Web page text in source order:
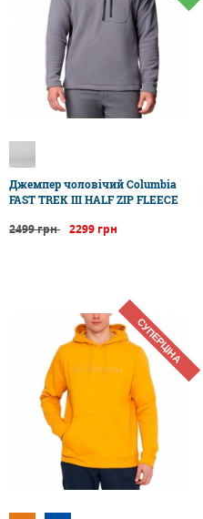
Джемпер чоловічий Columbia
FAST TREK III HALF ZIP FLEECE
2499 грн 2299 грн
СУПЕРЦІНА